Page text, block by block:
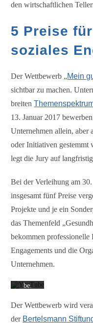
den wirtschaftlichen
5 Preise
soziales
Der Wettbewerb „Mein
sichtbar zu machen.
breiten
13. Januar 2017
Unternehmen allein, aber
oder Initiativen gestemmt
legt die Jury auf
Bei der Verleihung am
insgesamt fünf Preise
Projekte und je ein
das Themenfeld
bekommen
Engagements und die
Unternehmen.
Mit
Laden
des
Videos
akzepti
Sie die
chutze
rkläru
be.
erfahre
n
Der Wettbewerb wird
der Bertelsmann